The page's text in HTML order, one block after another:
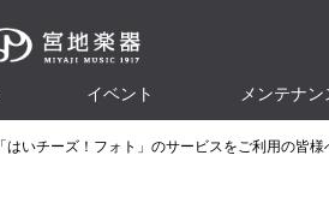
イベント メンテナン
はいチーズ！フォト」のサービスをご利用の皆様